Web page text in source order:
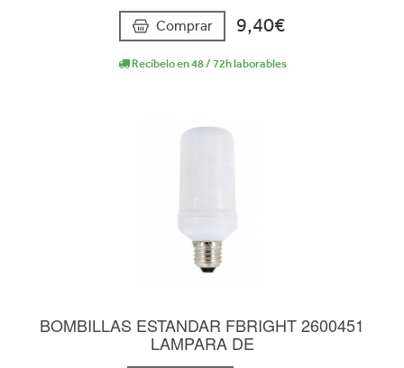
Comprar 9,40€
Recíbelo en 48 / 72h laborables
BOMBILLAS ESTANDAR FBRIGHT 2600451
LAMPARA DE